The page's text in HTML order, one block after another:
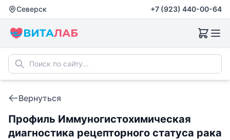
Северск +7 (923) 440-00-64
Вернуться
Профиль Иммуногистохимическая
диагностика рецепторного статуса рака